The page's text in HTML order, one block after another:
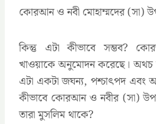
কোরআন ও নবী মোহাম্মদের (সা)
কিন্তু এটা কীভাবে সম্ভব?
খাওয়াকে অনুমোদন করেছে।
এটা একটা জঘন্য, পশ্চাৎপদ এবং
কীভাবে কোরআন ও নবীর (সা) উপর
তারা মুসলিম থাকে?